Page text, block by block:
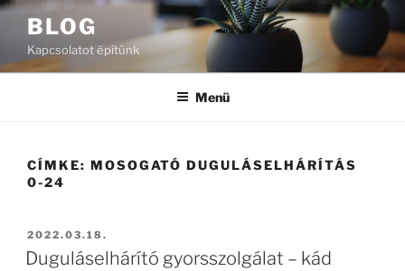
Tartalomhoz
BLOG
Kapcsolatot építünk
Menü
CÍMKE: MOSOGATÓ DUGULÁSELHÁRÍTÁS
0-24
BEKÜLDVE:
2022.03.18.
Duguláselhárító gyorsszolgálat – kád